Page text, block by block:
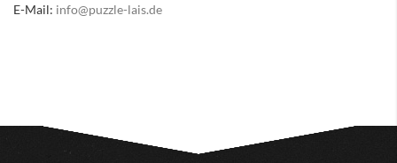
E-Mail: info@puzzle-lais.de